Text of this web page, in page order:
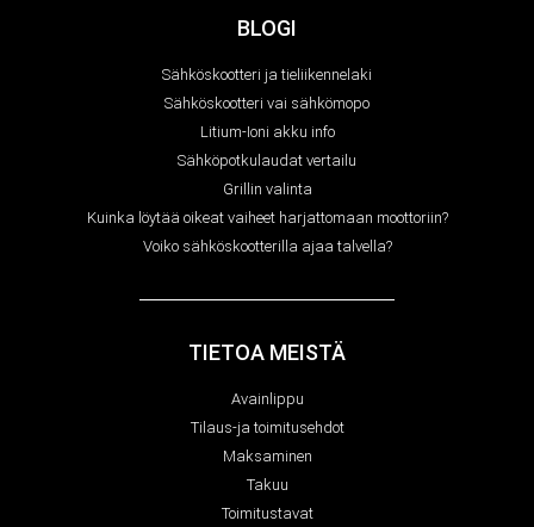
BLOGI
Sähköskootteri ja tieliikennelaki
Sähköskootteri vai sähkömopo
Litium-Ioni akku info
Sähköpotkulaudat vertailu
Grillin valinta
Kuinka löytää oikeat vaiheet harjattomaan moottoriin?
Voiko sähköskootterilla ajaa talvella?
TIETOA MEISTÄ
Avainlippu
Tilaus-ja toimitusehdot
Maksaminen
Takuu
Toimitustavat